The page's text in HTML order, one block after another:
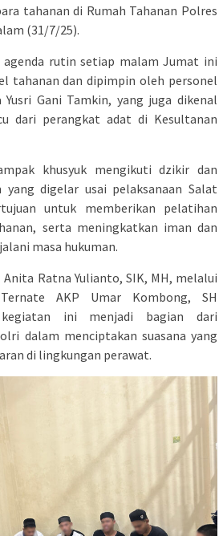
tahanan di Rumah Tahanan Polres
(31/7/25).
agenda rutin setiap malam Jumat ini
tahanan dan dipimpin oleh personel
Gani Tamkin, yang juga dikenal
dari perangkat adat di Kesultanan
khusyuk mengikuti dzikir dan
yang digelar usai pelaksanaan Salat
untuk memberikan pelatihan
serta meningkatkan iman dan
masa hukuman.
Ratna Yulianto, SIK, MH, melalui
AKP Umar Kombong, SH
kegiatan ini menjadi bagian dari
dalam menciptakan suasana yang
di lingkungan perawat.